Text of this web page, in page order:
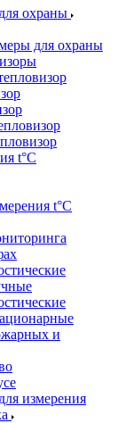
охраны
для охраны
t°С
t°С
и
измерения